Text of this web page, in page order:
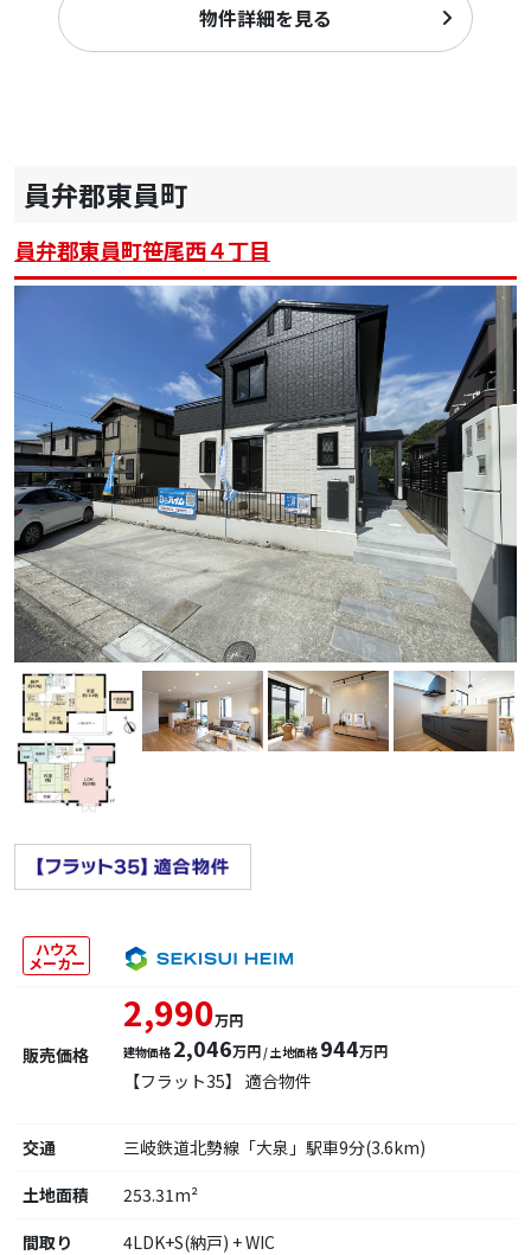
物件詳細を見る
員弁郡東員町
員弁郡東員町笹尾西４丁目
ハウス
メーカー
販売価格
2,990万円
建物価格 2,046万円 / 土地価格 944万円
【フラット35】 適合物件
交通
三岐鉄道北勢線「大泉」駅車9分(3.6km)
土地面積
253.31m²
間取り
4LDK+S(納戸) + WIC